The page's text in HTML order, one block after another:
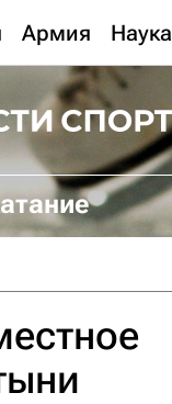
Армия Наука